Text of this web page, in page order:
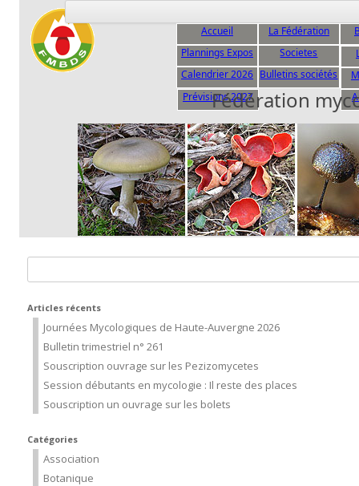
Accueil La Fédération
Plannings Expos Societes
Calendrier 2026
Prévisions 2027
Bulletins sociétés
Fédération
Articles récents
Journées Mycologiques de Haute-Auvergne 2026
Bulletin trimestriel n° 261
Souscription ouvrage sur les Pezizomycetes
Session débutants en mycologie : Il reste des places
Souscription un ouvrage sur les bolets
Catégories
Association
Botanique